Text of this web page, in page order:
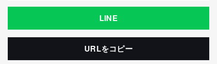
LINE
URLをコピー